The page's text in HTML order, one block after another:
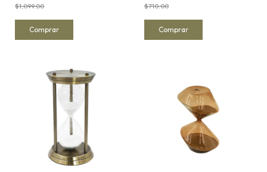
$1,099.00 $710.00